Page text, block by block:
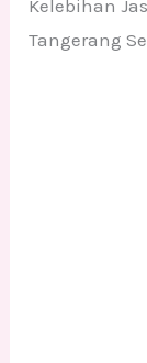
Kelebihan
Tangerang